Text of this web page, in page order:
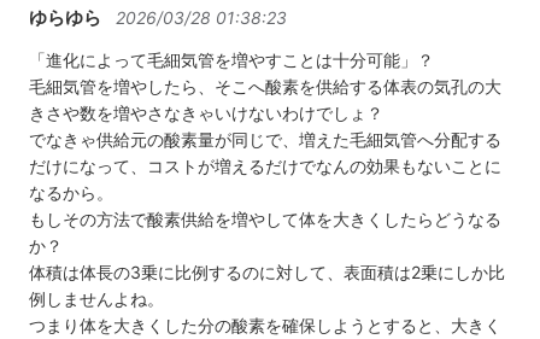
ゆらゆら 2026/03/28 01:38:23
「進化によって毛細気管を増やすことは十分可能」？
毛細気管を増やしたら、そこへ酸素を供給する体表の気孔の大
きさや数を増やさなきゃいけないわけでしょ？
でなきゃ供給元の酸素量が同じで、増えた毛細気管へ分配する
だけになって、コストが増えるだけでなんの効果もないことに
なるから。
もしその方法で酸素供給を増やして体を大きくしたらどうなる
か？
体積は体長の3乗に比例するのに対して、表面積は2乗にしか比
例しませんよね。
つまり体を大きくした分の酸素を確保しようとすると、大きく